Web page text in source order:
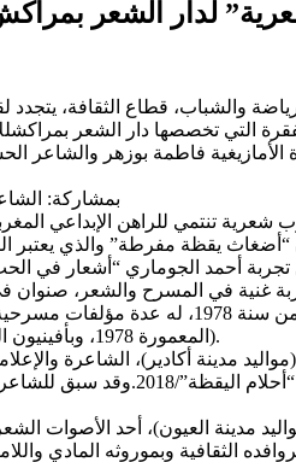
لدار الشعر
التي تخصصها دار الشعر
فاطمة بوزهر والشاعر
بمشاركة:
شعرية تنتمي للراهن الإبداعي
يقظة مفرطة” والذي يعتبر
بمسرحياته ضمن المهرجانات
(المعمورة 1978، وبأفينيون الفرنسية 1986)، كما شاركت مسرحيته “سقوط الأقنعة” في عدة مهرجانات عربية (تونس، الجزائر، وليبيا).
مدينة أكادير)، الشاعرة
باللغة الأمازيغية (في
مدينة العيون)، أحد الأصوات
الثقافية وبموروثه المادي